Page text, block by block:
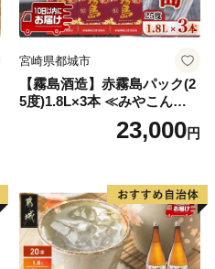
宮崎県都城市
【霧島酒造】赤霧島パック(2
5度)1.8L×3本 ≪みやこんじょ
特急便≫_23-07-K03P-1800-3
23,000円